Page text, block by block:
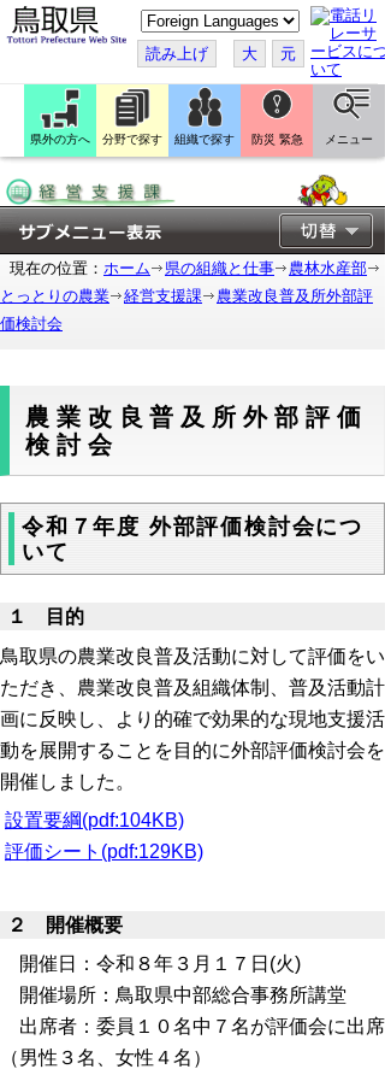
こ
の
ペ
ー
ジ
翻
訳
す
読み上げ 大 元
県外の方へ 分野で探す 組織で探す 防災 緊急 メニュー
現在の位置： ホーム 県の組織と仕事
農林水産部
とっとりの農業
経営支援課
農業改良普及所外部評
価検討会
農業改良普及所外部評価
検討会
令和７年度 外部評価検討会につ
いて
１ 目的
鳥取県の農業改良普及活動に対して評価をい
ただき、農業改良普及組織体制、普及活動計
画に反映し、より的確で効果的な現地支援活
動を展開することを目的に外部評価検討会を
開催しました。
設置要綱(pdf:104KB)
評価シート(pdf:129KB)
２ 開催概要
開催日：令和８年３月１７日(火)
開催場所：鳥取県中部総合事務所講堂
出席者：委員１０名中７名が評価会に出席
（男性３名、女性４名）